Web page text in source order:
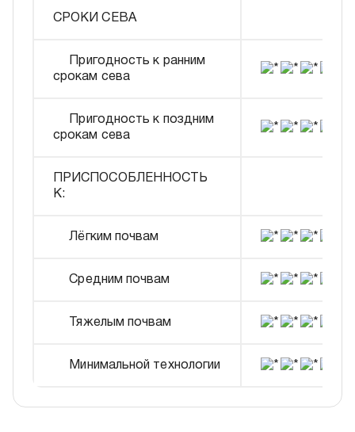
СРОКИ СЕВА
Пригодность к ранним
срокам сева
Пригодность к поздним
срокам сева
ПРИСПОСОБЛЕННОСТЬ
К:
Лёгким почвам
Средним почвам
Тяжелым почвам
Минимальной технологии